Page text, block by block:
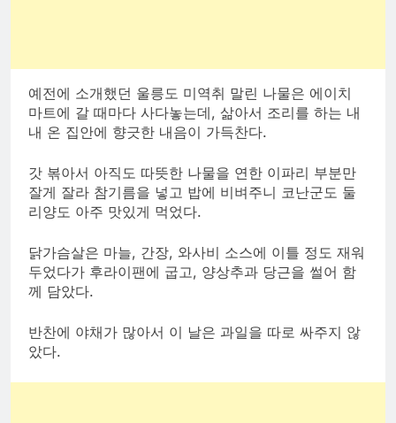
예전에 소개했던 울릉도 미역취 말린 나물은 에이치
마트에 갈 때마다 사다놓는데, 삶아서 조리를 하는 내
내 온 집안에 향긋한 내음이 가득찬다.
갓 볶아서 아직도 따뜻한 나물을 연한 이파리 부분만
잘게 잘라 참기름을 넣고 밥에 비벼주니 코난군도 둘
리양도 아주 맛있게 먹었다.
닭가슴살은 마늘, 간장, 와사비 소스에 이틀 정도 재워
두었다가 후라이팬에 굽고, 양상추과 당근을 썰어 함
께 담았다.
반찬에 야채가 많아서 이 날은 과일을 따로 싸주지 않
았다.